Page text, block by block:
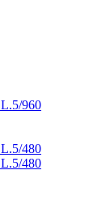
960
480
480